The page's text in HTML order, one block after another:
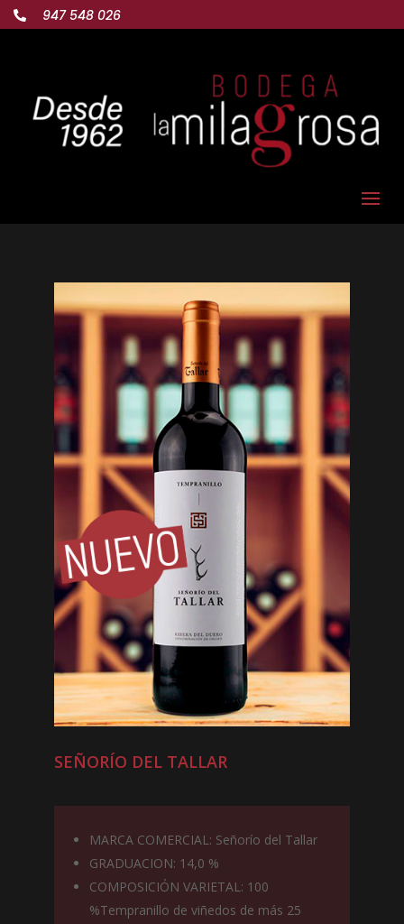
 947 548 026
SEÑORÍO DEL TALLAR
MARCA COMERCIAL: Señorío del Tallar
GRADUACION: 14,0 %
COMPOSICIÓN VARIETAL: 100
%Tempranillo de viñedos de más 25